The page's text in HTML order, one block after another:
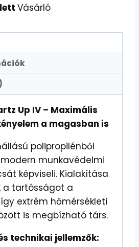
Vásárló
Up IV – Maximális
a magasban is
polipropilénből
munkavédelmi
képviseli. Kialakítása
a tartósságot a
extrém hőmérsékleti
is megbízható társ.
technikai jellemzők: